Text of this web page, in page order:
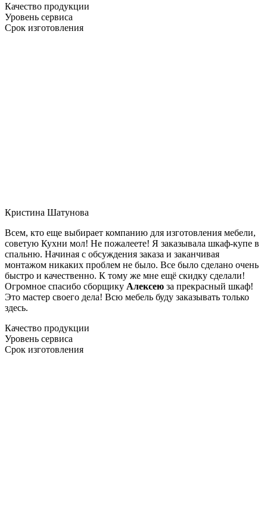
Качество продукции
Уровень сервиса
Срок изготовления
Кристина Шатунова
Всем, кто еще выбирает компанию для изготовления мебели,
советую Кухни мол! Не пожалеете! Я заказывала шкаф-купе в
спальню. Начиная с обсуждения заказа и заканчивая
монтажом никаких проблем не было. Все было сделано очень
быстро и качественно. К тому же мне ещё скидку сделали!
Огромное спасибо сборщику Алексею за прекрасный шкаф!
Это мастер своего дела! Всю мебель буду заказывать только
здесь.
Качество продукции
Уровень сервиса
Срок изготовления